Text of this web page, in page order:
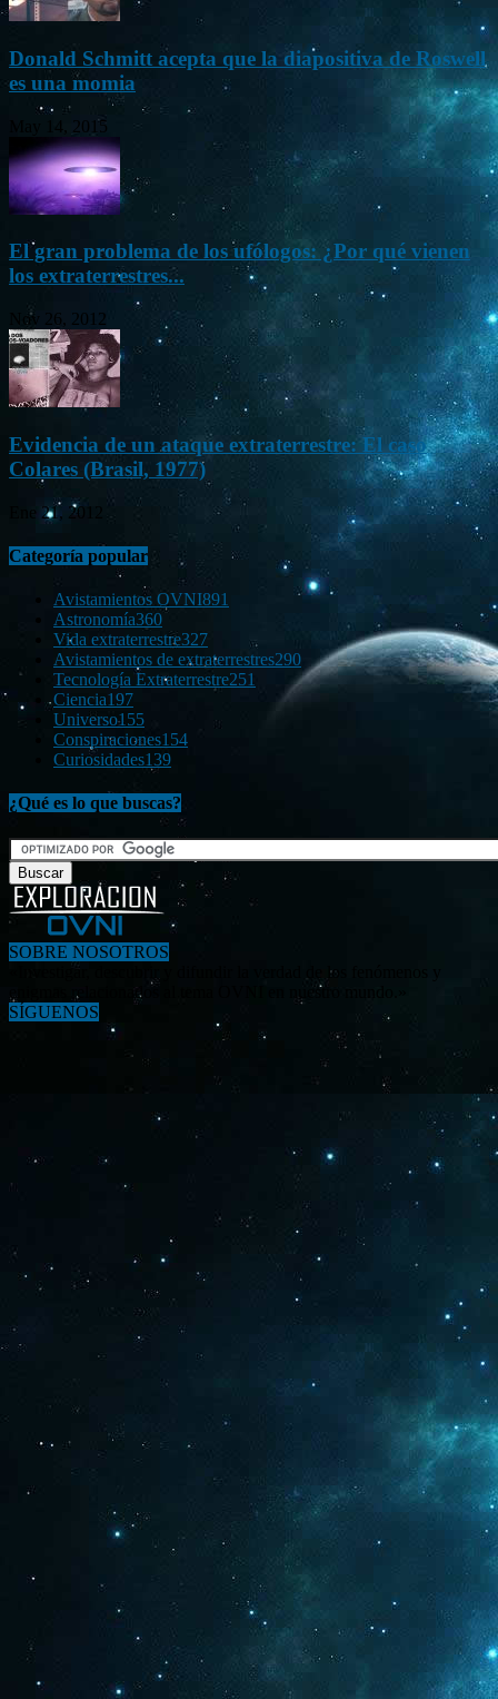
Donald Schmitt acepta que la diapositiva de Roswell
es una momia
May 14, 2015
El gran problema de los ufólogos: ¿Por qué vienen
los extraterrestres...
Nov 26, 2012
Evidencia de un ataque extraterrestre: El caso
Colares (Brasil, 1977)
Ene 21, 2012
Categoría popular
Avistamientos OVNI891
Astronomía360
Vida extraterrestre327
Avistamientos de extraterrestres290
Tecnología Extraterrestre251
Ciencia197
Universo155
Conspiraciones154
Curiosidades139
¿Qué es lo que buscas?
SOBRE NOSOTROS
«Investigar, descubrir y difundir la verdad de los fenómenos y
enigmas relacionados al tema OVNI en nuestro mundo.»
SÍGUENOS